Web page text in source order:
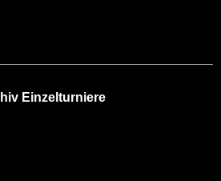
Einzelturniere